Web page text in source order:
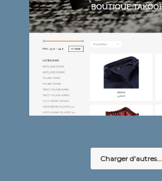
Takooha
Charger d'autres...